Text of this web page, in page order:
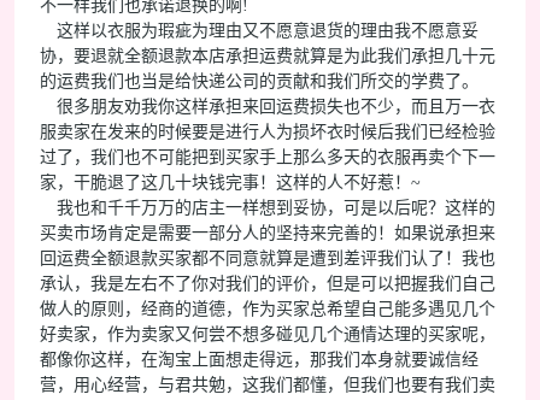
不一样我们也承诺退换的啊!
这样以衣服为瑕疵为理由又不愿意退货的理由我不愿意妥
协，要退就全额退款本店承担运费就算是为此我们承担几十元
的运费我们也当是给快递公司的贡献和我们所交的学费了。
很多朋友劝我你这样承担来回运费损失也不少，而且万一衣
服卖家在发来的时候要是进行人为损坏衣时候后我们已经检验
过了，我们也不可能把到买家手上那么多天的衣服再卖个下一
家，干脆退了这几十块钱完事！这样的人不好惹！~
我也和千千万万的店主一样想到妥协，可是以后呢？这样的
买卖市场肯定是需要一部分人的坚持来完善的！如果说承担来
回运费全额退款买家都不同意就算是遭到差评我们认了！我也
承认，我是左右不了你对我们的评价，但是可以把握我们自己
做人的原则，经商的道德，作为买家总希望自己能多遇见几个
好卖家，作为卖家又何尝不想多碰见几个通情达理的买家呢，
都像你这样，在淘宝上面想走得远，那我们本身就要诚信经
营，用心经营，与君共勉，这我们都懂，但我们也要有我们卖